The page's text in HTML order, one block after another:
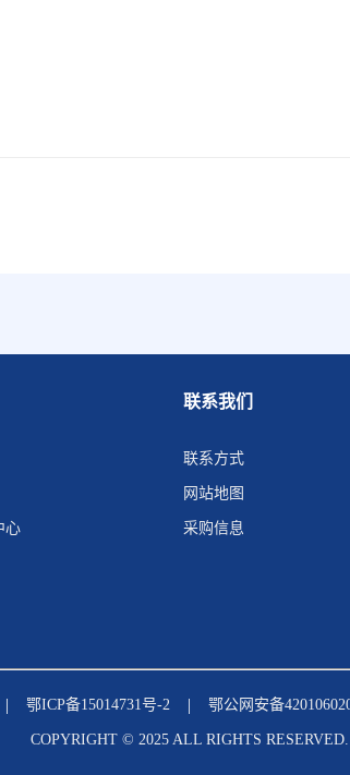
心
联系我们
联系方式
网站地图
采购信息
| 鄂ICP备15014731号-2 | 鄂公网安备
COPYRIGHT © 2025 ALL RIGHTS RESERVED.